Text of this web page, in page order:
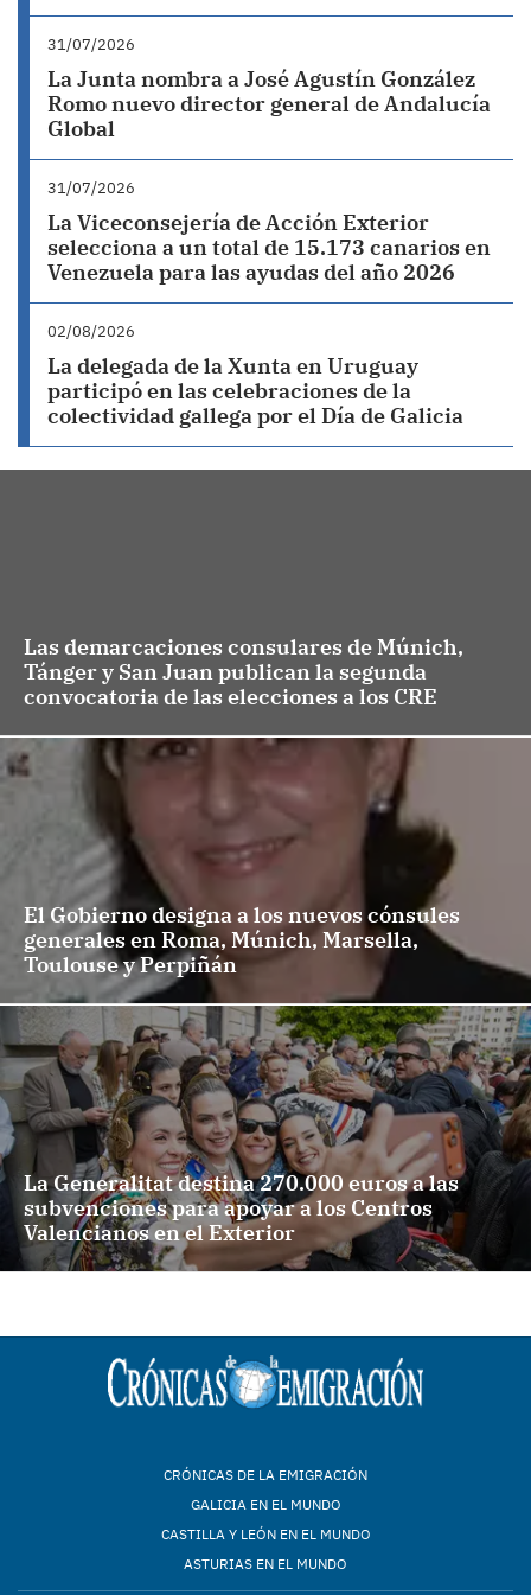
31/07/2026
La Junta nombra a José Agustín González
Romo nuevo director general de Andalucía
Global
31/07/2026
La Viceconsejería de Acción Exterior
selecciona a un total de 15.173 canarios en
Venezuela para las ayudas del año 2026
02/08/2026
La delegada de la Xunta en Uruguay
participó en las celebraciones de la
colectividad gallega por el Día de Galicia
Las demarcaciones consulares de Múnich,
Tánger y San Juan publican la segunda
convocatoria de las elecciones a los CRE
El Gobierno designa a los nuevos cónsules
generales en Roma, Múnich, Marsella,
Toulouse y Perpiñán
La Generalitat destina 270.000 euros a las
subvenciones para apoyar a los Centros
Valencianos en el Exterior
CRÓNICAS DE LA EMIGRACIÓN
GALICIA EN EL MUNDO
CASTILLA Y LEÓN EN EL MUNDO
ASTURIAS EN EL MUNDO